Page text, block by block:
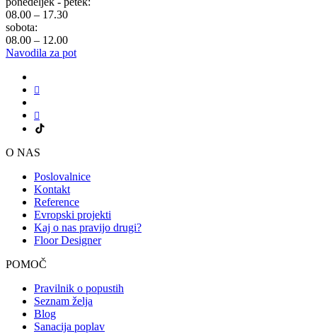
08.00 – 17.30
sobota:
08.00 – 12.00
Navodila za pot
O NAS
Poslovalnice
Kontakt
Reference
Evropski projekti
Kaj o nas pravijo drugi?
Floor Designer
POMOČ
Pravilnik o popustih
Seznam želja
Blog
Sanacija poplav